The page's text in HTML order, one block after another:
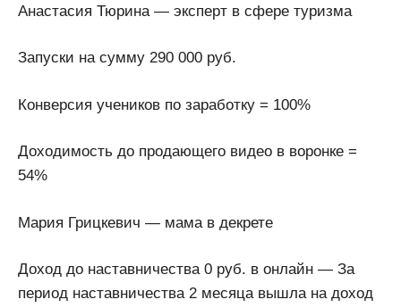
Анастасия Тюрина — эксперт в сфере туризма
Запуски на сумму 290 000 руб.
Конверсия учеников по заработку = 100%
Доходимость до продающего видео в воронке =
54%
Мария Грицкевич — мама в декрете
Доход до наставничества 0 руб. в онлайн — За
период наставничества 2 месяца вышла на доход